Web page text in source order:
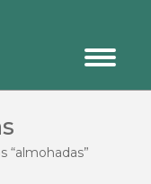
“almohadas”